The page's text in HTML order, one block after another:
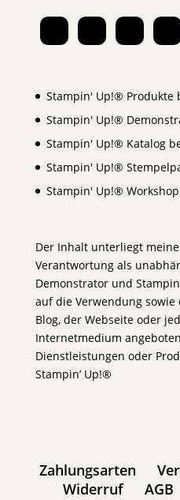
Stampin' Up!® Produkte
Stampin' Up!®
Stampin' Up!® Katalog
Stampin' Up!®
Stampin' Up!®
Der Inhalt unterliegt
Verantwortung als
Demonstrator und
auf die Verwendung
Blog, der Webseite oder
Internetmedium
Dienstleistungen oder
Stampin’ Up!®
Zahlungsarten
Widerruf
AGB